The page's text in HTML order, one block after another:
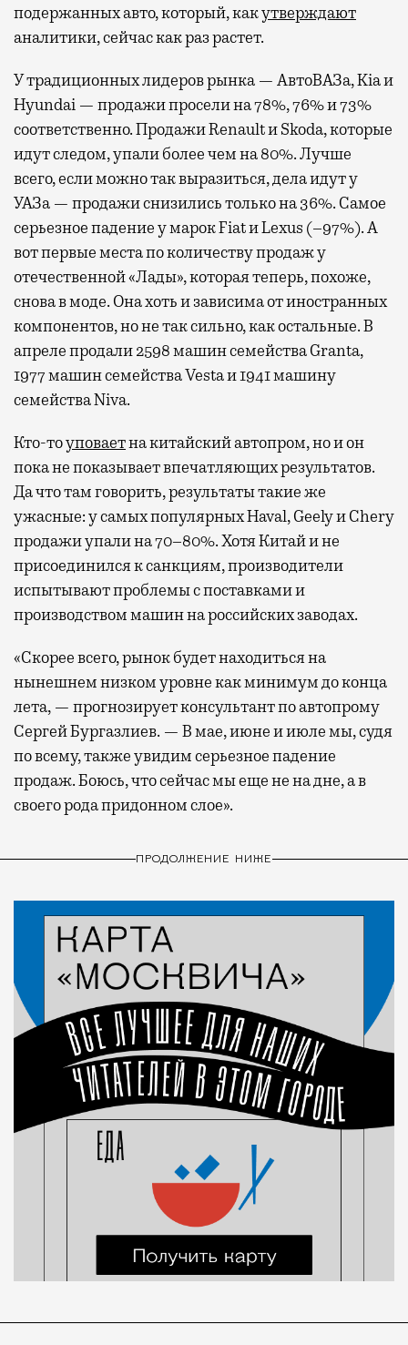
подержанных авто, который, какутверждают
аналитики, сейчас как раз растет.
У традиционных лидеров рынка — АвтоВАЗа, Kia и
Hyundai — продажи просели на 78%, 76% и 73%
соответственно. Продажи Renault и Skoda, которые
идут следом, упали более чем на 80%. Лучше
всего, если можно так выразиться, дела идут у
УАЗа — продажи снизились только на 36%. Самое
серьезное падение у марок Fiat и Lexus (–97%). А
вот первые места по количеству продаж у
отечественной «Лады», которая теперь, похоже,
снова в моде. Она хоть и зависима от иностранных
компонентов, но не так сильно, как остальные. В
апреле продали 2598 машин семейства Granta,
1977 машин семейства Vesta и 1941 машину
семейства Niva.
Кто-тоуповаетна китайский автопром, но и он
пока не показывает впечатляющих результатов.
Да что там говорить, результаты такие же
ужасные: у самых популярных Haval, Geely и Chery
продажи упали на 70–80%. Хотя Китай и не
присоединился к санкциям, производители
испытывают проблемы с поставками и
производством машин на российских заводах.
«Скорее всего, рынок будет находиться на
нынешнем низком уровне как минимум до конца
лета, — прогнозирует консультант по автопрому
Сергей Бургазлиев. — В мае, июне и июле мы, судя
по всему, также увидим серьезное падение
продаж. Боюсь, что сейчас мы еще не на дне, а в
своего рода придонном слое».
ПРОДОЛЖЕНИЕ НИЖЕ